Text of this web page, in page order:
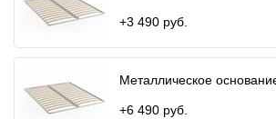
+3 490 руб.
Металлическое
+6 490 руб.